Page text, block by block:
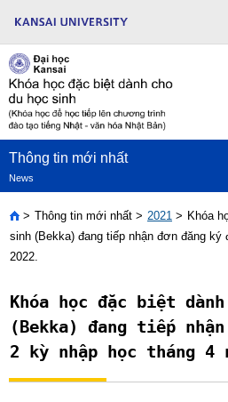
Thông tin mới nhất
News
Home
Thông tin mới nhất 2021
Khóa
sinh (Bekka) đang tiếp nhận đơn đăng
2022.
Khóa học đặc biệt
(Bekka) đang tiếp
2 kỳ nhập học tháng 4